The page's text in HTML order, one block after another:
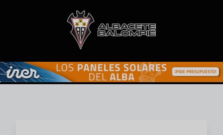
Skip to main content